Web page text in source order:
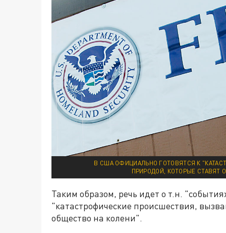
В США ОФИЦИАЛЬНО ГОТОВЯТСЯ К
ПРИРОДОЙ, КОТОРЫЕ СТАВЯТ
Таким образом, речь идет о т.н.
"катастрофические происшествия,
общество на колени".